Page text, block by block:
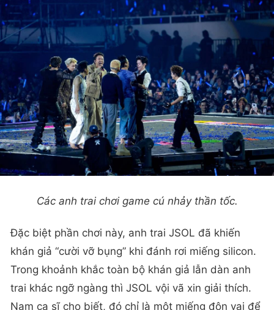
Các anh trai chơi game cú nhảy thần tốc.
Đặc biệt phần chơi này, anh trai JSOL đã khiến
khán giả “cười vỡ bụng” khi đánh rơi miếng silicon.
Trong khoảnh khắc toàn bộ khán giả lẫn dàn anh
trai khác ngỡ ngàng thì JSOL vội vã xin giải thích.
Nam ca sĩ cho biết, đó chỉ là một miếng độn vai để